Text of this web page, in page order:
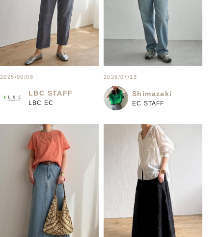
2025/05/08
LBC STAFF
LBC EC
2026/07/13
Shimazaki
EC STAFF